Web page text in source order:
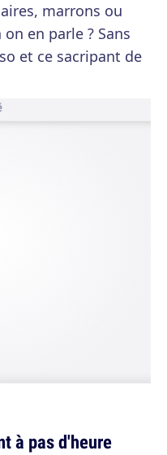
marrons ou
en parle ? Sans
et ce sacripant de
à pas d'heure